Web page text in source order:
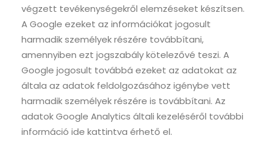
végzett tevékenységekről elemzéseket készítsen.
A Google ezeket az információkat jogosult
harmadik személyek részére továbbítani,
amennyiben ezt jogszabály kötelezővé teszi. A
Google jogosult továbbá ezeket az adatokat az
általa az adatok feldolgozásához igénybe vett
harmadik személyek részére is továbbítani. Az
adatok Google Analytics általi kezeléséről további
információ ide kattintva érhető el.